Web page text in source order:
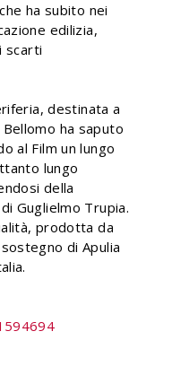
ha subito nei
edilizia,
scarti
destinata a
ha saputo
al Film un lungo
lungo
della
Guglielmo Trupia.
prodotta da
di Apulia